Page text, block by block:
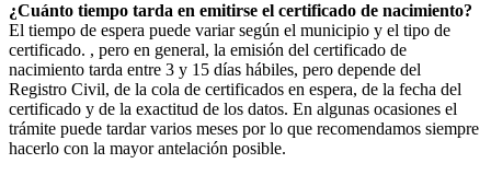
¿Cuánto tiempo tarda en emitirse el certificado de nacimiento?
El tiempo de espera puede variar según el municipio y el tipo de
certificado. , pero en general, la emisión del certificado de
nacimiento tarda entre 3 y 15 días hábiles, pero depende del
Registro Civil, de la cola de certificados en espera, de la fecha del
certificado y de la exactitud de los datos. En algunas ocasiones el
trámite puede tardar varios meses por lo que recomendamos siempre
hacerlo con la mayor antelación posible.